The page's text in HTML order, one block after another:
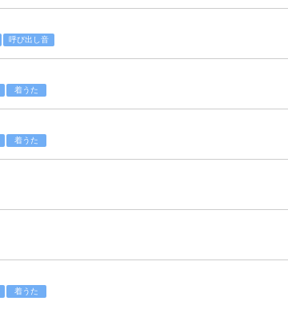
呼び出し音
着うた
着うた
着うた